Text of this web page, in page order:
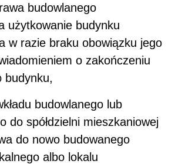
budowlanego
użytkowanie budynku
w razie braku obowiązku jego
o zakończeniu
budynku,
budowlanego lub
do spółdzielni mieszkaniowej
do nowo budowanego
albo lokalu